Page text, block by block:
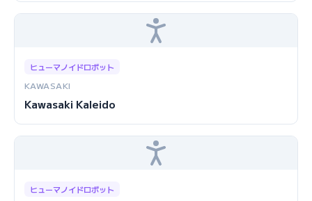
ヒューマノイドロボット
KAWASAKI
Kawasaki Kaleido
ヒューマノイドロボット